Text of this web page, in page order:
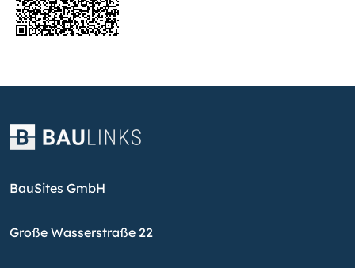
BauSites GmbH
Große Wasserstraße 22